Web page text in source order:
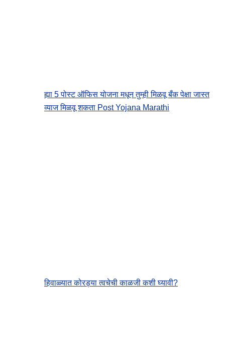
ह्या 5 पोस्ट ऑफिस योजना मधून तुम्ही मिळवू बँक पेक्षा जास्त
व्याज मिळवू शकता Post Yojana Marathi
हिवाळ्यात कोरड्या त्वचेची काळजी कशी घ्यावी?